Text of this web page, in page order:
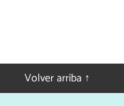
Volver arriba ↑